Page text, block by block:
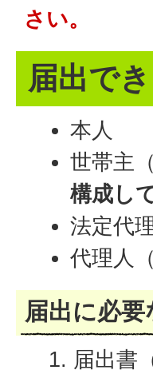
さい。
届出で
本人
世帯主
構成し
法定代
代理人
届出に必要
届出書